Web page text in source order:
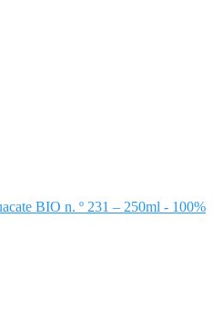
BIO n. º 231 – 250ml - 100%